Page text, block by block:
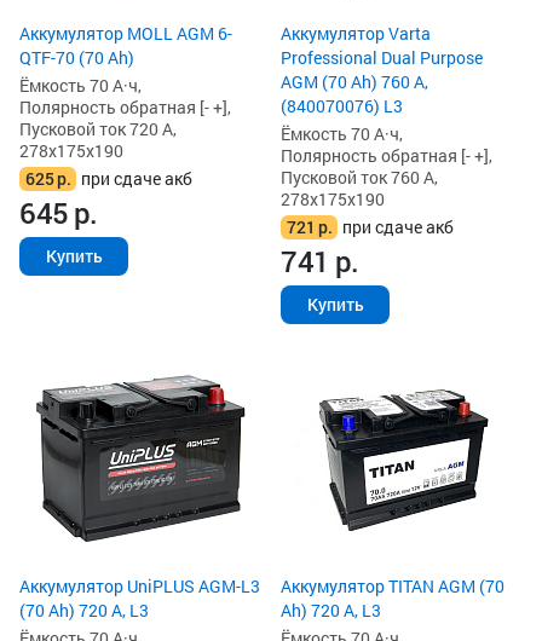
Аккумулятор MOLL AGM 6-
QTF-70 (70 Ah)
Ёмкость 70 А·ч,
Полярность обратная [- +],
Пусковой ток 720 А,
278x175x190
625р. при сдаче акб
645р.
Купить
Аккумулятор Varta
Professional Dual Purpose
AGM (70 Ah) 760 А,
(840070076) L3
Ёмкость 70 А·ч,
Полярность обратная [- +],
Пусковой ток 760 А,
278x175x190
721 р. при сдаче акб
741 р.
Купить
Аккумулятор UniPLUS AGM-L3
(70 Ah) 720 А, L3
Аккумулятор TITAN AGM (70
Ah) 720 А, L3